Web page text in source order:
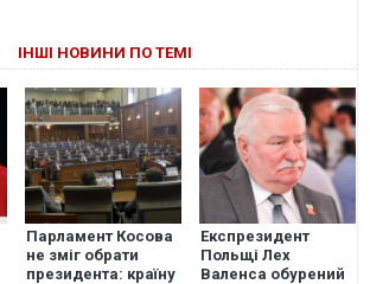
ІНШІ НОВИНИ ПО ТЕМІ
Парламент Косова
не зміг обрати
президента: країну
Експрезидент
Польщі Лех
Валенса обурений